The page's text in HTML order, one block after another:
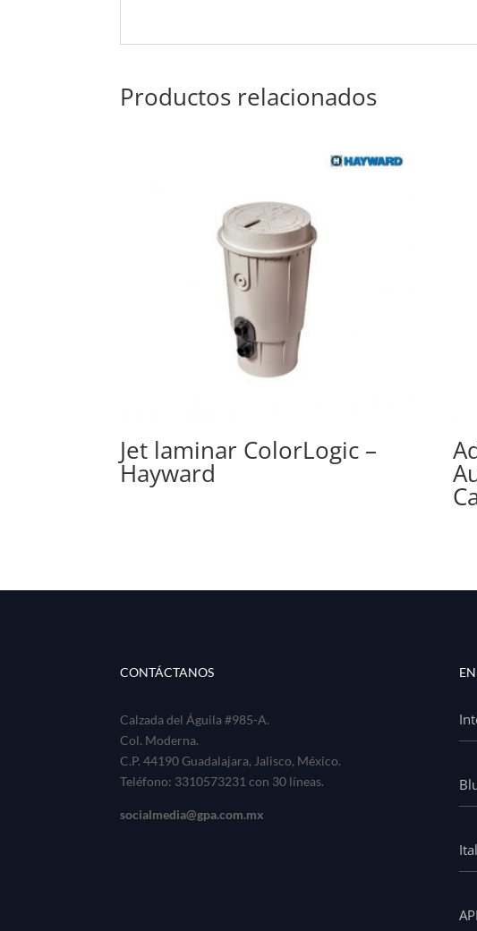
Productos relacionados
Jet laminar ColorLogic –
Hayward
CONTÁCTANOS
Calzada del Águila #985-A.
Col. Moderna.
C.P. 44190 Guadalajara, Jalisco, México.
Teléfono: 3310573231 con 30 líneas.
socialmedia@gpa.com.mx